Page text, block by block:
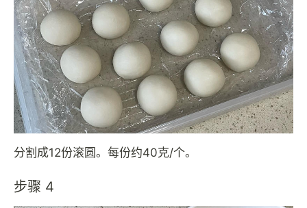
分割成12份滚圆。每份约40克/个。
步骤 4